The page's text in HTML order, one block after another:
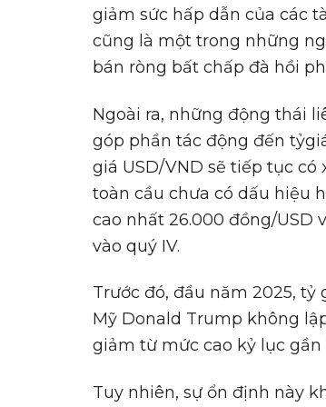
giảm sức hấp dẫn của các
cũng là một trong những
bán ròng bất chấp đà hồi
Ngoài ra, những động thái
góp phần tác động đến
giá USD/VND sẽ tiếp tục
toàn cầu chưa có dấu hiệu
cao nhất 26.000 đồng/USD
vào quý IV.
Trước đó, đầu năm 2025, tỷ
Mỹ Donald Trump không
giảm từ mức cao kỷ lục gần
Tuy nhiên, sự ổn định này